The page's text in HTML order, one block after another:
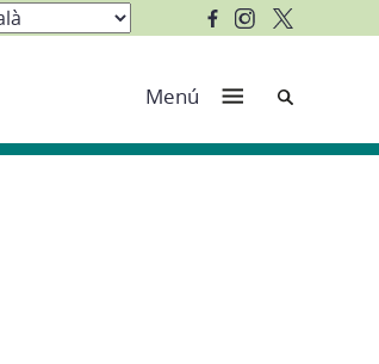
Menú Cerca